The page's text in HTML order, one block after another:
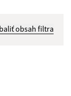
obsah filtra